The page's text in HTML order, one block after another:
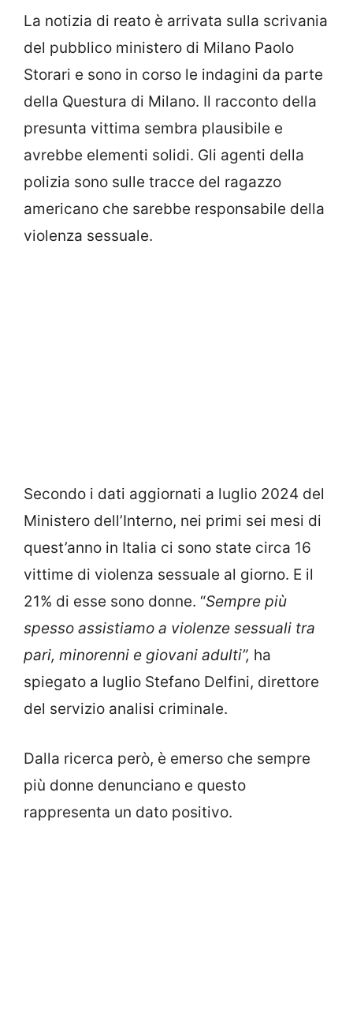
La notizia di reato è arrivata sulla scrivania
del pubblico ministero di Milano Paolo
Storari e sono in corso le indagini da parte
della Questura di Milano. Il racconto della
presunta vittima sembra plausibile e
avrebbe elementi solidi. Gli agenti della
polizia sono sulle tracce del ragazzo
americano che sarebbe responsabile della
violenza sessuale.
Secondo i dati aggiornati a luglio 2024 del
Ministero dell’Interno, nei primi sei mesi di
quest’anno in Italia ci sono state circa 16
vittime di violenza sessuale al giorno. E il
21% di esse sono donne. “Sempre più
spesso assistiamo a violenze sessuali tra
pari, minorenni e giovani adulti”, ha
spiegato a luglio Stefano Delfini, direttore
del servizio analisi criminale.
Dalla ricerca però, è emerso che sempre
più donne denunciano e questo
rappresenta un dato positivo.